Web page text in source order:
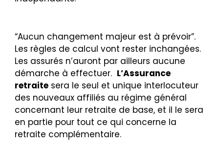
“Aucun changement majeur est à prévoir”.
Les règles de calcul vont rester inchangées.
Les assurés n’auront par ailleurs aucune
démarche à effectuer. L’Assurance
retraite sera le seul et unique interlocuteur
des nouveaux affiliés au régime général
concernant leur retraite de base, et il le sera
en partie pour tout ce qui concerne la
retraite complémentaire.